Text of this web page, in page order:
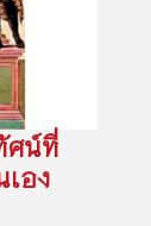
ศน์ที่
อง